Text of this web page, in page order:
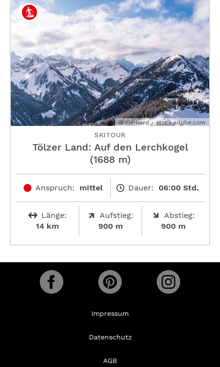
© Gerhard - stock.adobe.com
SKITOUR
Tölzer Land: Auf den Lerchkogel
(1688 m)
Anspruch: mittel Dauer: 06:00 Std.
Länge:
14 km
Aufstieg:
900 m
Abstieg:
900 m
Impressum
Datenschutz
AGB